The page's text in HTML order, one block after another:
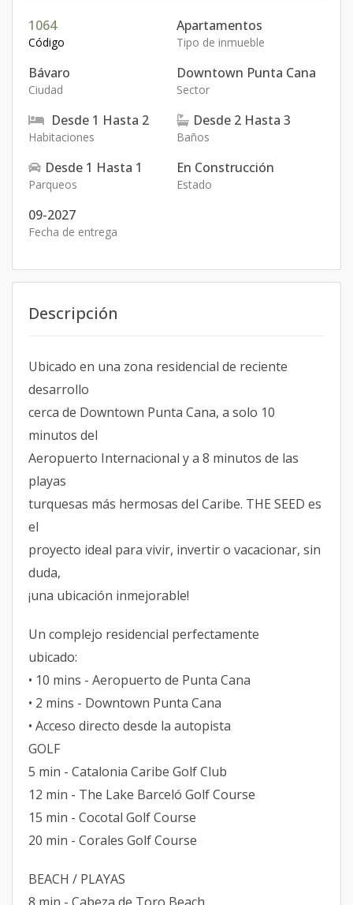
1064
Código
Apartamentos
Tipo de inmueble
Bávaro
Ciudad
Downtown Punta Cana
Sector
Desde 1 Hasta 2
Habitaciones
Desde 2 Hasta 3
Baños
Desde 1 Hasta 1
Parqueos
En Construcción
Estado
09-2027
Fecha de entrega
Descripción
Ubicado en una zona residencial de reciente
desarrollo
cerca de Downtown Punta Cana, a solo 10
minutos del
Aeropuerto Internacional y a 8 minutos de las
playas
turquesas más hermosas del Caribe. THE SEED es
el
proyecto ideal para vivir, invertir o vacacionar, sin
duda,
¡una ubicación inmejorable!
Un complejo residencial perfectamente
ubicado:
• 10 mins - Aeropuerto de Punta Cana
• 2 mins - Downtown Punta Cana
• Acceso directo desde la autopista
GOLF
5 min - Catalonia Caribe Golf Club
12 min - The Lake Barceló Golf Course
15 min - Cocotal Golf Course
20 min - Corales Golf Course
BEACH / PLAYAS